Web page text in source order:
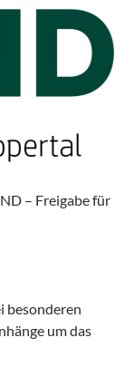
– Freigabe für
besonderen
um das